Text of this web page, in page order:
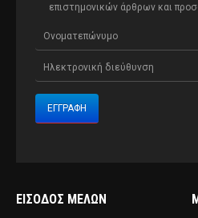
επιστημονικών άρθρων και
ΕΊΣΟΔΟΣ ΜΕΛΏΝ